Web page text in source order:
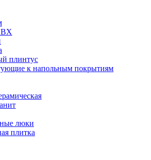
плинтус
к напольным покрытиям
люки
плитка